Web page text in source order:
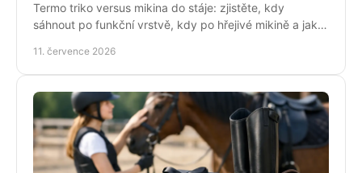
Termo triko versus mikina do stáje: zjistěte, kdy
sáhnout po funkční vrstvě, kdy po hřejivé mikině a jak
11. července 2026